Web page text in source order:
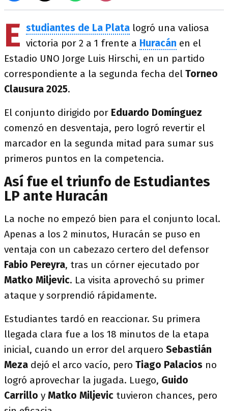
E studiantes de La Plata logró una valiosa
victoria por 2 a 1 frente a Huracán en el
Estadio UNO Jorge Luis Hirschi, en un partido
correspondiente a la segunda fecha del Torneo
Clausura 2025.
El conjunto dirigido por Eduardo Domínguez
comenzó en desventaja, pero logró revertir el
marcador en la segunda mitad para sumar sus
primeros puntos en la competencia.
Así fue el triunfo de Estudiantes
LP ante Huracán
La noche no empezó bien para el conjunto local.
Apenas a los 2 minutos, Huracán se puso en
ventaja con un cabezazo certero del defensor
Fabio Pereyra, tras un córner ejecutado por
Matko Miljevic. La visita aprovechó su primer
ataque y sorprendió rápidamente.
Estudiantes tardó en reaccionar. Su primera
llegada clara fue a los 18 minutos de la etapa
inicial, cuando un error del arquero Sebastián
Meza dejó el arco vacío, pero Tiago Palacios no
logró aprovechar la jugada. Luego, Guido
Carrillo y Matko Miljevic tuvieron chances, pero